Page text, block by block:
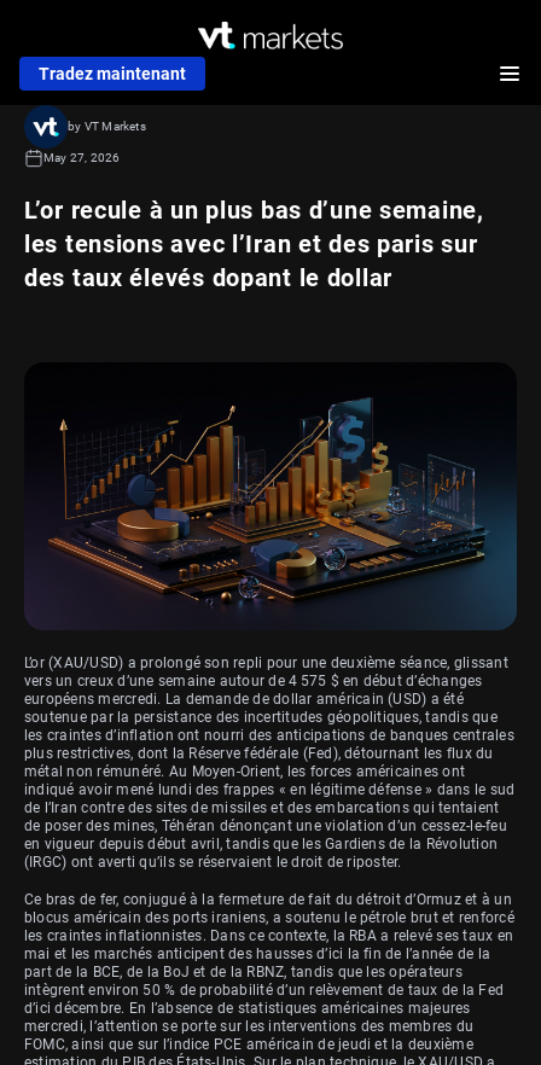
Tradez maintenant
L’or recule à un plus bas d’une semaine,
les tensions avec l’Iran et des paris sur
des taux élevés dopant le dollar
by VT Markets
May 27, 2026
L’or (XAU/USD) a prolongé son repli pour une deuxième séance, glissant
vers un creux d’une semaine autour de 4 575 $ en début d’échanges
européens mercredi. La demande de dollar américain (USD) a été
soutenue par la persistance des incertitudes géopolitiques, tandis que
les craintes d’inflation ont nourri des anticipations de banques centrales
plus restrictives, dont la Réserve fédérale (Fed), détournant les flux du
métal non rémunéré. Au Moyen-Orient, les forces américaines ont
indiqué avoir mené lundi des frappes « en légitime défense » dans le sud
de l’Iran contre des sites de missiles et des embarcations qui tentaient
de poser des mines, Téhéran dénonçant une violation d’un cessez-le-feu
en vigueur depuis début avril, tandis que les Gardiens de la Révolution
(IRGC) ont averti qu’ils se réservaient le droit de riposter.
Ce bras de fer, conjugué à la fermeture de fait du détroit d’Ormuz et à un
blocus américain des ports iraniens, a soutenu le pétrole brut et renforcé
les craintes inflationnistes. Dans ce contexte, la RBA a relevé ses taux en
mai et les marchés anticipent des hausses d’ici la fin de l’année de la
part de la BCE, de la BoJ et de la RBNZ, tandis que les opérateurs
intègrent environ 50 % de probabilité d’un relèvement de taux de la Fed
d’ici décembre. En l’absence de statistiques américaines majeures
mercredi, l’attention se porte sur les interventions des membres du
FOMC, ainsi que sur l’indice PCE américain de jeudi et la deuxième